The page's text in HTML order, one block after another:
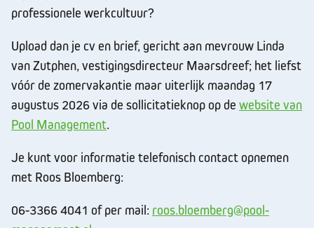
professionele werkcultuur?
Upload dan je cv en brief, gericht aan mevrouw Linda
van Zutphen, vestigingsdirecteur Maarsdreef; het liefst
vóór de zomervakantie maar uiterlijk maandag 17
augustus 2026 via de sollicitatieknop op de website van
Pool Management.
Je kunt voor informatie telefonisch contact opnemen
met Roos Bloemberg:
06-3366 4041 of per mail: roos.bloemberg@pool-